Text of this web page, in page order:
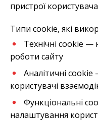
пристрої
Типи cookie, які
Технічні cookie —
роботи сайту
Аналітичні
користувачі
Функціональні
налаштування